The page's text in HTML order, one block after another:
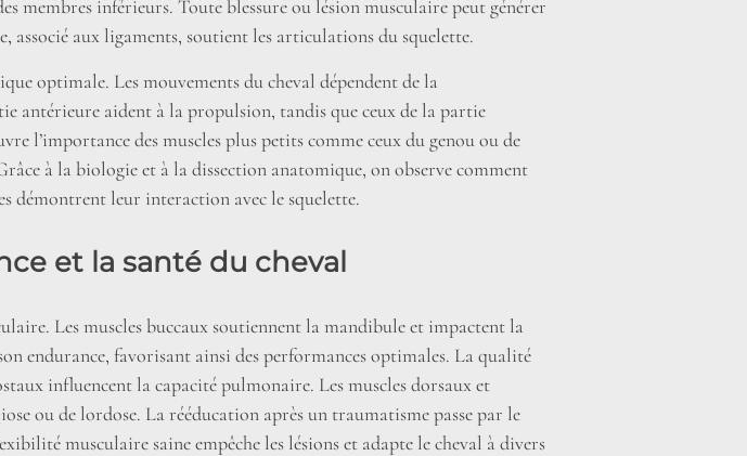
membres inférieurs. Toute blessure ou lésion musculaire peut générer
associé aux ligaments, soutient les articulations du squelette.
optimale. Les mouvements du cheval dépendent de la
antérieure aident à la propulsion, tandis que ceux de la partie
l’importance des muscles plus petits comme ceux du genou ou de
à la biologie et à la dissection anatomique, on observe comment
démontrent leur interaction avec le squelette.
et la santé du cheval
Les muscles buccaux soutiennent la mandibule et impactent la
endurance, favorisant ainsi des performances optimales. La qualité
influencent la capacité pulmonaire. Les muscles dorsaux et
ou de lordose. La rééducation après un traumatisme passe par le
musculaire saine empêche les lésions et adapte le cheval à divers